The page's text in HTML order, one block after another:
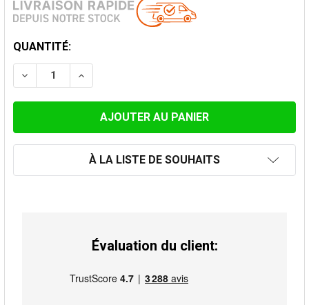
STOCK
ACTUEL:
QUANTITÉ:
DIMINUER LA QUANTITÉ DE CHAPEAU DE
AUGMENTER LA QUANTITÉ DE CHAPEAU
À LA LISTE DE SOUHAITS
Évaluation du client: